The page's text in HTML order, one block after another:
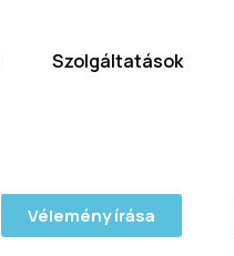
Szolgáltatások
Vélemény írása